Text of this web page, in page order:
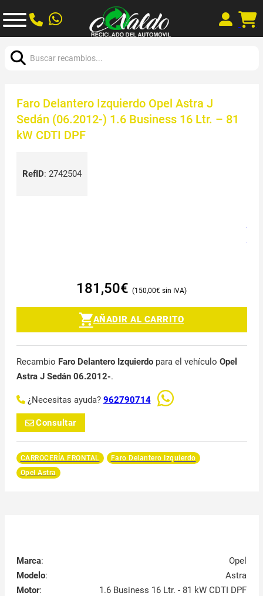
Faro Delantero Izquierdo Opel Astra J
Sedán (06.2012-) 1.6 Business 16 Ltr. – 81
kW CDTI DPF
RefID: 2742504
181,50€ 150,00€
AÑADIR AL CARRITO
Recambio Faro Delantero Izquierdopara el vehículo Opel
Astra J Sedán 06.2012-.
¿Necesitas ayuda? 962790714
Consultar
CARROCERÍA FRONTAL
Faro Delantero Izquierdo
Opel Astra
Marca:
Opel
Modelo:
Astra
Motor: 1.6 Business 16 Ltr. - 81 kW CDTI DPF